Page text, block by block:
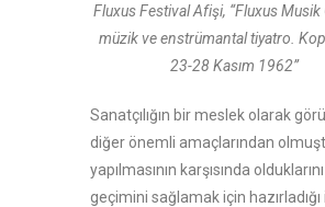
Fluxus Festival Afişi, “Fluxus Musik
müzik ve enstrümantal tiyatro.
23-28 Kasım 1962”
Sanatçılığın bir meslek olarak
diğer önemli amaçlarından
yapılmasının karşısında
geçimini sağlamak için